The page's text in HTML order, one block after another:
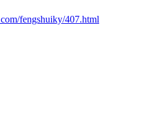
fengshuiky/407.html